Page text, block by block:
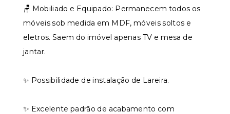
🪑 Mobiliado e Equipado: Permanecem todos os
móveis sob medida em MDF, móveis soltos e
eletros. Saem do imóvel apenas TV e mesa de
jantar.
✨ Possibilidade de instalação de Lareira.
✨ Excelente padrão de acabamento com